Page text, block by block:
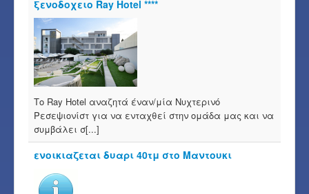
ξενοδοχειο Ray Hotel ****
Το Ray Hotel αναζητά έναν/μία Νυχτερινό
Ρεσεψιονίστ για να ενταχθεί στην ομάδα μας και να
συμβάλει σ[...]
ενοικιαζεται δυαρι 40τμ στο Μαντουκι